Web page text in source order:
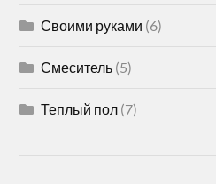
Своими руками (6)
Смеситель (5)
Теплый пол (7)